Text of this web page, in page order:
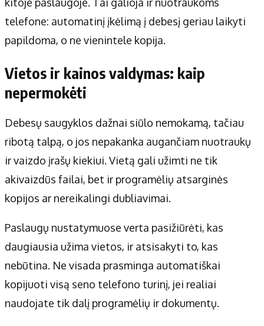
telefone: automatinį įkėlimą į debesį geriau laikyti
papildoma, o ne vienintele kopija.
Vietos ir kainos valdymas: kaip
nepermokėti
Debesų saugyklos dažnai siūlo nemokamą, tačiau
ribotą talpą, o jos nepakanka augančiam nuotraukų
ir vaizdo įrašų kiekiui. Vietą gali užimti ne tik
akivaizdūs failai, bet ir programėlių atsarginės
kopijos ar nereikalingi dubliavimai.
Paslaugų nustatymuose verta pasižiūrėti, kas
daugiausia užima vietos, ir atsisakyti to, kas
nebūtina. Ne visada prasminga automatiškai
kopijuoti visą seno telefono turinį, jei realiai
naudojate tik dalį programėlių ir dokumentų.